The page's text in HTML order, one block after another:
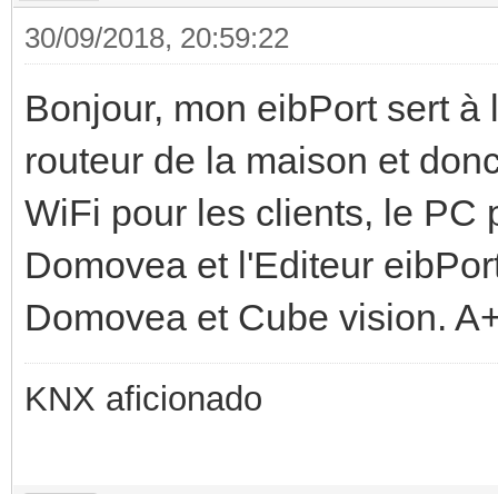
30/09/2018, 20:59:22
Bonjour, mon eibPort sert
routeur de la maison et
WiFi pour les clients, le PC
Domovea et l'Editeur
Domovea et Cube vision.
KNX aficionado